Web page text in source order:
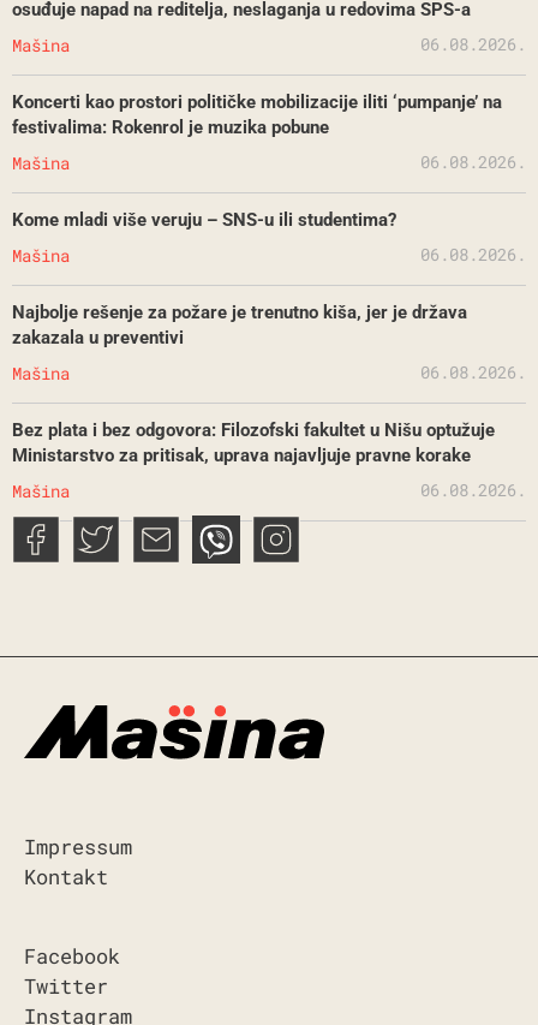
osuđuje napad na reditelja, neslaganja u redovima SPS-a
Mašina 06.08.2026.
Koncerti kao prostori političke mobilizacije iliti ‘pumpanje’ na
festivalima: Rokenrol je muzika pobune
Mašina 06.08.2026.
Kome mladi više veruju – SNS-u ili studentima?
Mašina 06.08.2026.
Najbolje rešenje za požare je trenutno kiša, jer je država
zakazala u preventivi
Mašina 06.08.2026.
Bez plata i bez odgovora: Filozofski fakultet u Nišu optužuje
Ministarstvo za pritisak, uprava najavljuje pravne korake
Mašina 06.08.2026.
Impressum
Kontakt
Facebook
Twitter
Instagram